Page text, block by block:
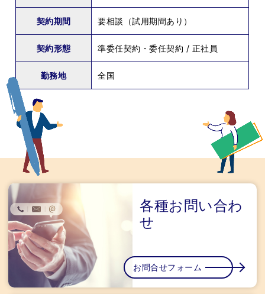
契約期間 要相談（試用期間あり）
契約形態 準委任契約・委任契約 / 正社員
勤務地 全国
各種お問い合わ
せ
お問合せフォーム